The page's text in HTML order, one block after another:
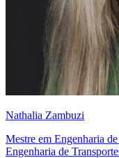
Nathalia Zambuzi
Mestre em Engenharia
Engenharia de